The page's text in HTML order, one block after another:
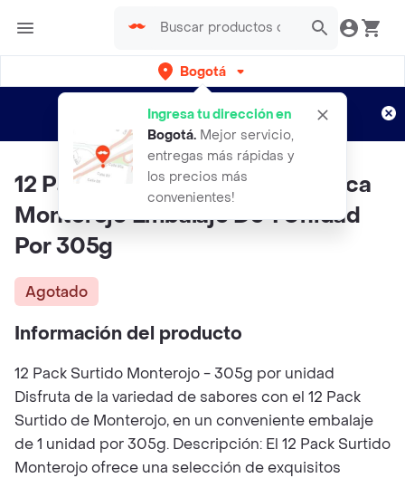
Bogotá
Ingresa tu dirección en
Bogotá. Mejor servicio,
entregas más rápidas y
los precios más
convenientes!
envíos gratis por semanas
Aplican TyC
12 Pack Surtido Monterojo Marca
Monterojo Embalaje De 1 Unidad
Por 305g
Agotado
Información del producto
12 Pack Surtido Monterojo - 305g por unidad
Disfruta de la variedad de sabores con el 12 Pack
Surtido de Monterojo, en un conveniente embalaje
de 1 unidad por 305g. Descripción: El 12 Pack Surtido
Monterojo ofrece una selección de exquisitos